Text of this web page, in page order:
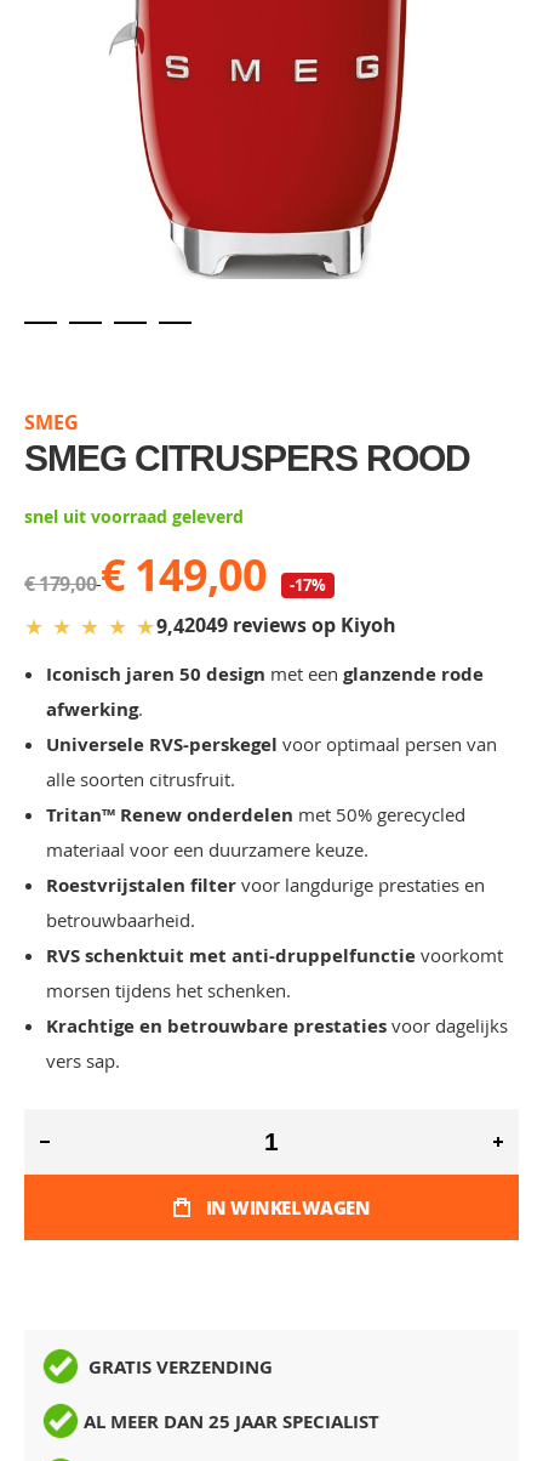
beginning
of
the
gallery
SMEG
SMEG CITRUSPERS ROOD
snel uit voorraad geleverd
€ 179,00€ 149,00 -17%
★ ★ ★ ★ ★9,42049 reviews op Kiyoh
Iconisch jaren 50 design met een glanzende rode
afwerking.
Universele RVS-perskegel voor optimaal persen van
alle soorten citrusfruit.
Tritan™ Renew onderdelen met 50% gerecycled
materiaal voor een duurzamere keuze.
Roestvrijstalen filter voor langdurige prestaties en
betrouwbaarheid.
RVS schenktuit met anti-druppelfunctie voorkomt
morsen tijdens het schenken.
Krachtige en betrouwbare prestaties voor dagelijks
vers sap.
IN WINKELWAGEN
GRATIS VERZENDING
AL MEER DAN 25 JAAR SPECIALIST